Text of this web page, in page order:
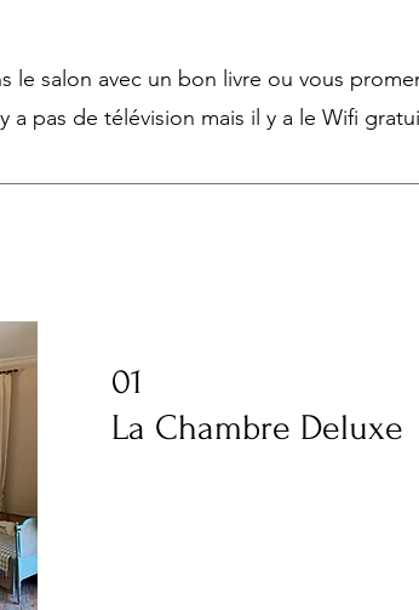
le salon avec un bon livre ou vous
a pas de télévision mais il y a le Wifi
01
La Chambre Deluxe